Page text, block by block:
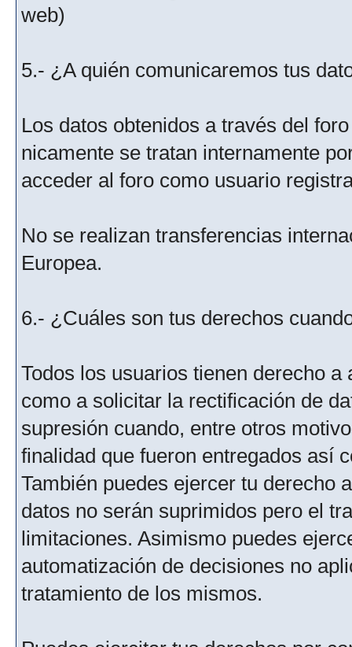
web)
5.- ¿A quién comunicaremos tus
Los datos obtenidos a través del
nicamente se tratan internamente
acceder al foro como usuario
No se realizan transferencias
Europea.
6.- ¿Cuáles son tus derechos
Todos los usuarios tienen derecho
como a solicitar la rectificación de
supresión cuando, entre otros
finalidad que fueron entregados así
También puedes ejercer tu derecho
datos no serán suprimidos pero el
limitaciones. Asimismo puedes
automatización de decisiones no
tratamiento de los mismos.